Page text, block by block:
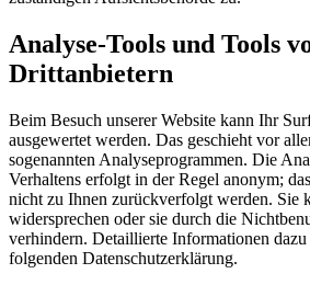
Analyse-Tools und Tools
Drittanbietern
Beim Besuch unserer Website kann Ihr
ausgewertet werden. Das geschieht vor
sogenannten Analyseprogrammen. Die
Verhaltens erfolgt in der Regel anonym;
nicht zu Ihnen zurückverfolgt werden. Sie
widersprechen oder sie durch die
verhindern. Detaillierte Informationen
folgenden Datenschutzerklärung.